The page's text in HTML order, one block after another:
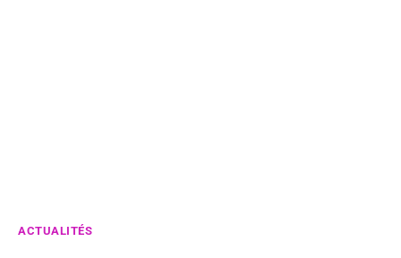
ACTUALITÉS